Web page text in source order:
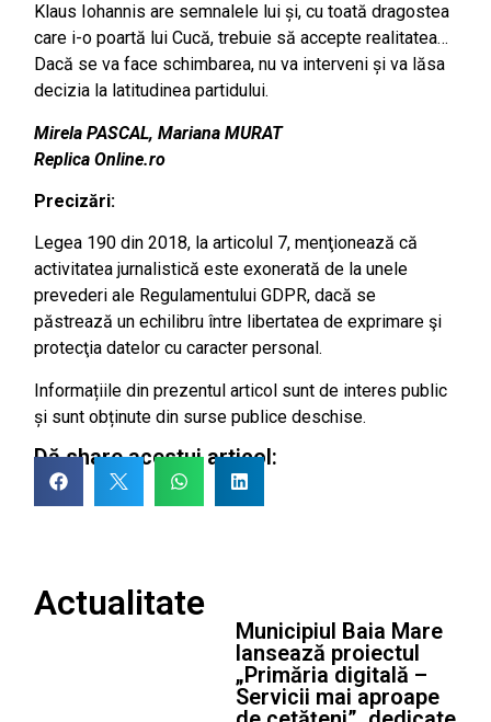
Klaus Iohannis are semnalele lui și, cu toată dragostea
care i-o poartă lui Cucă, trebuie să accepte realitatea…
Dacă se va face schimbarea, nu va interveni și va lăsa
decizia la latitudinea partidului.
Mirela PASCAL, Mariana MURAT
Replica Online.ro
Precizări:
Legea 190 din 2018, la articolul 7, menţionează că
activitatea jurnalistică este exonerată de la unele
prevederi ale Regulamentului GDPR, dacă se
păstrează un echilibru între libertatea de exprimare şi
protecţia datelor cu caracter personal.
Informațiile din prezentul articol sunt de interes public
și sunt obținute din surse publice deschise.
Dă share acestui articol:
Actualitate
Municipiul Baia Mare
lansează proiectul
„Primăria digitală –
Servicii mai aproape